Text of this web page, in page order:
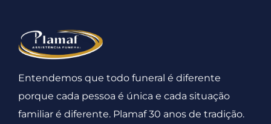
Entendemos que todo funeral é diferente
porque cada pessoa é única e cada situação
familiar é diferente. Plamaf 30 anos de tradição.